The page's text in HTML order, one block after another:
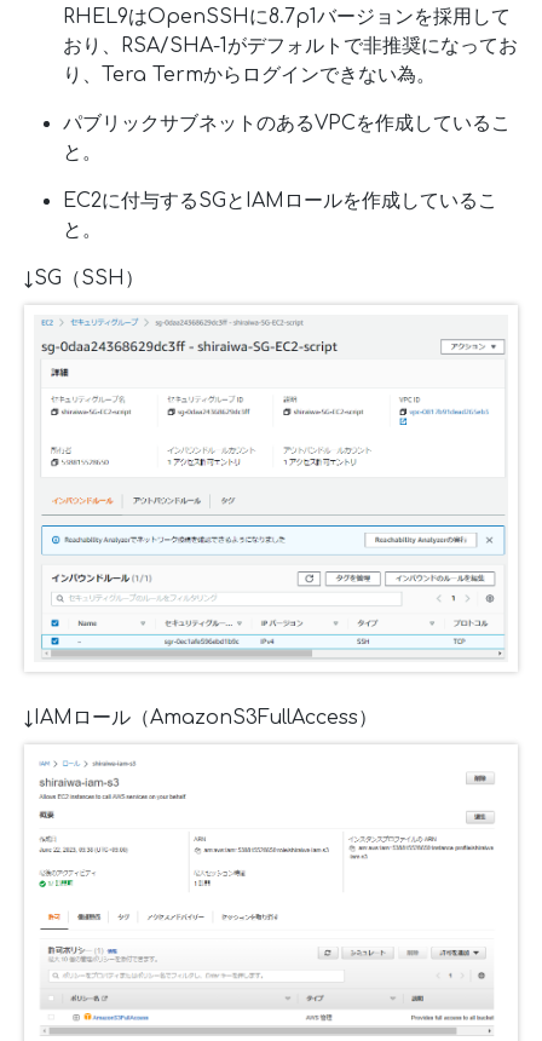
RHEL9はOpenSSHに8.7p1バージョンを採用して
おり、RSA/SHA-1がデフォルトで非推奨になってお
り、Tera Termからログインできない為。
パブリックサブネットのあるVPCを作成しているこ
と。
EC2に付与するSGとIAMロールを作成しているこ
と。
↓SG（SSH）
↓IAMロール（AmazonS3FullAccess）